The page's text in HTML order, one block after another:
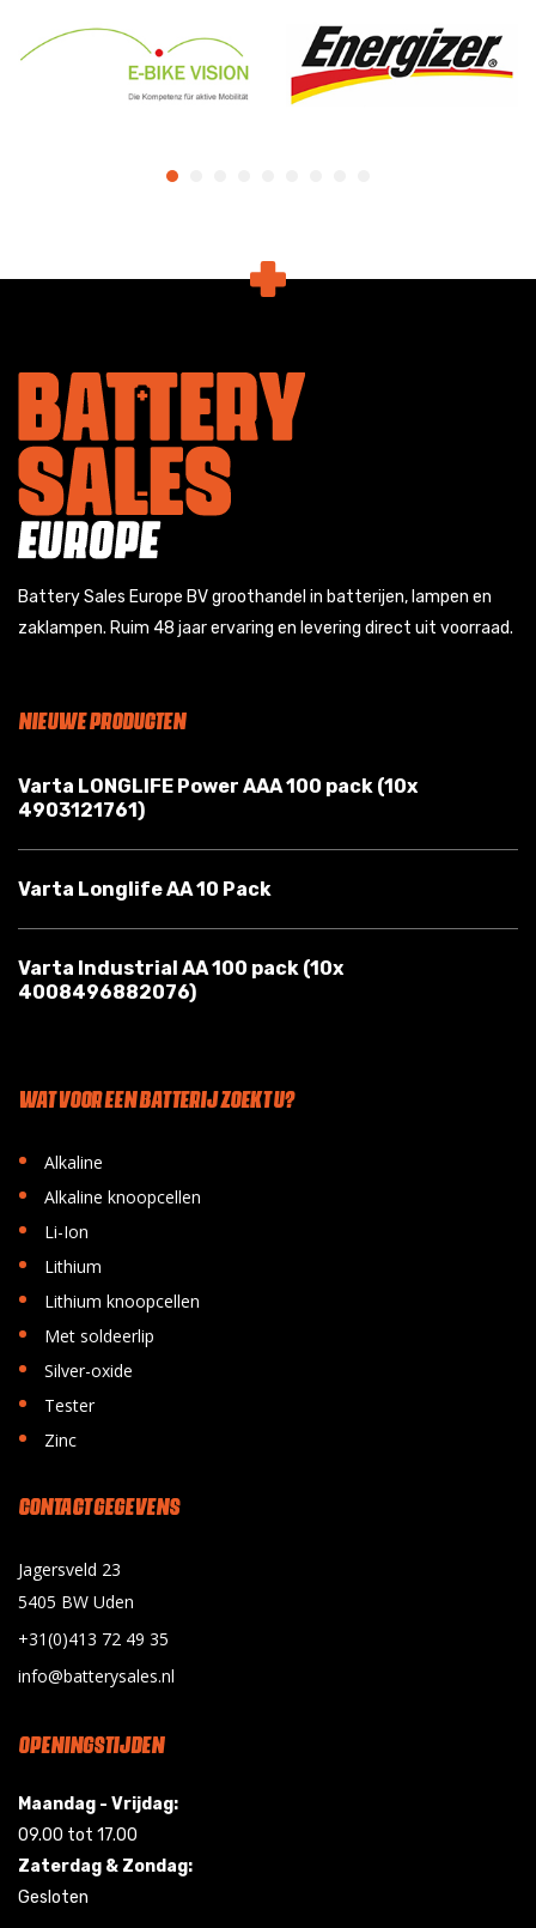
Battery Sales Europe BV groothandel in batterijen, lampen en
zaklampen. Ruim 48 jaar ervaring en levering direct uit voorraad.
NIEUWE PRODUCTEN
Varta LONGLIFE Power AAA 100 pack (10x
4903121761)
Varta Longlife AA 10 Pack
Varta Industrial AA 100 pack (10x
4008496882076)
WAT VOOR EEN BATTERIJ ZOEKT U?
• Alkaline
• Alkaline knoopcellen
• Li-Ion
• Lithium
• Lithium knoopcellen
• Met soldeerlip
• Silver-oxide
• Tester
• Zinc
CONTACT GEGEVENS
Jagersveld 23
5405 BW Uden
+31(0)413 72 49 35
info@batterysales.nl
OPENINGSTIJDEN
Maandag - Vrijdag:
09.00 tot 17.00
Zaterdag & Zondag:
Gesloten